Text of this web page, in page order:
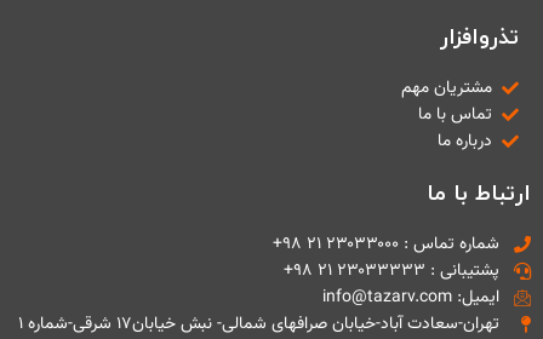
تذروافزار
مشتریان مهم
تماس با ما
درباره ما
ارتباط با ما
شماره تماس : ۲۳۰۳۳۰۰۰ ۲۱ ۹۸+
پشتیبانی : ۲۳۰۳۳۳۳۳ ۲۱ ۹۸+
ایمیل: info@tazarv.com
تهران-سعادت آباد-خیابان صرافهای شمالی- نبش خیابان۱۷ شرقی-شماره ۱